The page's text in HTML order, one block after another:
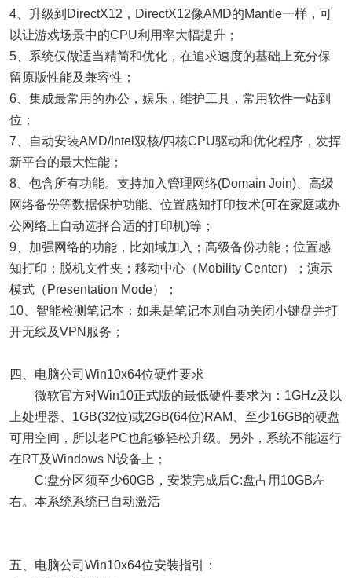
4、升级到DirectX12，DirectX12像AMD的Mantle一样，可
以让游戏场景中的CPU利用率大幅提升；
5、系统仅做适当精简和优化，在追求速度的基础上充分保
留原版性能及兼容性；
6、集成最常用的办公，娱乐，维护工具，常用软件一站到
位；
7、自动安装AMD/Intel双核/四核CPU驱动和优化程序，发挥
新平台的最大性能；
8、包含所有功能。支持加入管理网络(Domain Join)、高级
网络备份等数据保护功能、位置感知打印技术(可在家庭或办
公网络上自动选择合适的打印机)等；
9、加强网络的功能，比如域加入；高级备份功能；位置感
知打印；脱机文件夹；移动中心（Mobility Center）；演示
模式（Presentation Mode）；
10、智能检测笔记本：如果是笔记本则自动关闭小键盘并打
开无线及VPN服务；
四、电脑公司Win10x64位硬件要求
微软官方对Win10正式版的最低硬件要求为：1GHz及以
上处理器、1GB(32位)或2GB(64位)RAM、至少16GB的硬盘
可用空间，所以老PC也能够轻松升级。另外，系统不能运行
在RT及Windows N设备上；
C:盘分区须至少60GB，安装完成后C:盘占用10GB左
右。本系统系统已自动激活
五、电脑公司Win10x64位安装指引：